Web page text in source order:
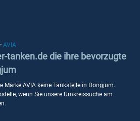
AVIA
tanken.de die ihre bevorzugte
Marke AVIA keine Tankstelle in Dongjum.
wenn Sie unsere Umkreissuche am